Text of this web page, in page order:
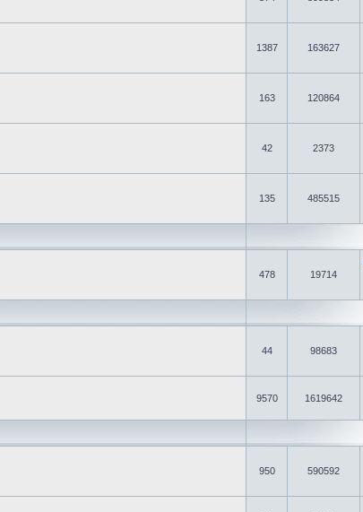
1387 163627
163 120864
42 2373
135 485515
478 19714
44 98683
9570 1619642
950 590592